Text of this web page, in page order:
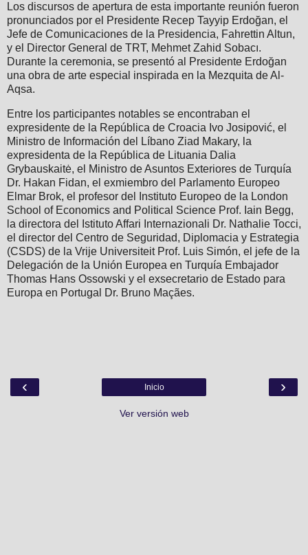
Los discursos de apertura de esta importante reunión fueron
pronunciados por el Presidente Recep Tayyip Erdoğan, el
Jefe de Comunicaciones de la Presidencia, Fahrettin Altun,
y el Director General de TRT, Mehmet Zahid Sobacı.
Durante la ceremonia, se presentó al Presidente Erdoğan
una obra de arte especial inspirada en la Mezquita de Al-
Aqsa.
Entre los participantes notables se encontraban el
expresidente de la República de Croacia Ivo Josipović, el
Ministro de Información del Líbano Ziad Makary, la
expresidenta de la República de Lituania Dalia
Grybauskaitė, el Ministro de Asuntos Exteriores de Turquía
Dr. Hakan Fidan, el exmiembro del Parlamento Europeo
Elmar Brok, el profesor del Instituto Europeo de la London
School of Economics and Political Science Prof. Iain Begg,
la directora del Istituto Affari Internazionali Dr. Nathalie Tocci,
el director del Centro de Seguridad, Diplomacia y Estrategia
(CSDS) de la Vrije Universiteit Prof. Luis Simón, el jefe de la
Delegación de la Unión Europea en Turquía Embajador
Thomas Hans Ossowski y el exsecretario de Estado para
Europa en Portugal Dr. Bruno Maçães.
‹ ›
Inicio
Ver versión web